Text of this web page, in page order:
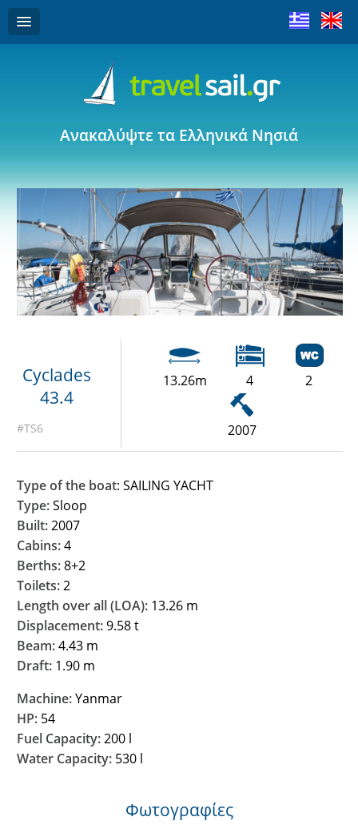
Ανακαλύψτε τα Ελληνικά Νησιά
Cyclades
43.4
#TS6
13.26m 4 2
2007
Type of the boat: SAILING YACHT
Type:Sloop
Built:2007
Cabins:4
Berths:8+2
Toilets:2
Length over all (LOA): 13.26 m
Displacement:9.58 t
Beam:4.43 m
Draft: 1.90 m
Machine:Yanmar
HP: 54
Fuel Capacity:200 l
Water Capacity: 530 l
Φωτογραφίες